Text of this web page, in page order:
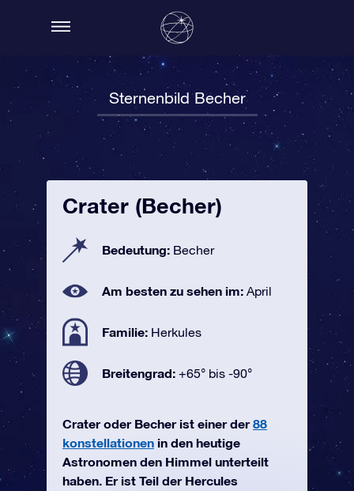
Sternenbild Becher
Crater (Becher)
Bedeutung: Becher
Am besten zu sehen im: April
Familie: Herkules
Breitengrad: +65° bis -90°
Crater oder Becher ist einer der88
konstellationen in den heutige
Astronomen den Himmel unterteilt
haben. Er ist Teil der Hercules